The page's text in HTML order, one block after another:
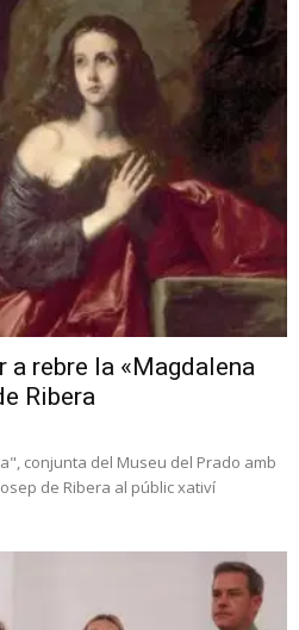
a rebre la «Magdalena
Ribera
conjunta del Museu del Prado amb
de Ribera al públic xativí